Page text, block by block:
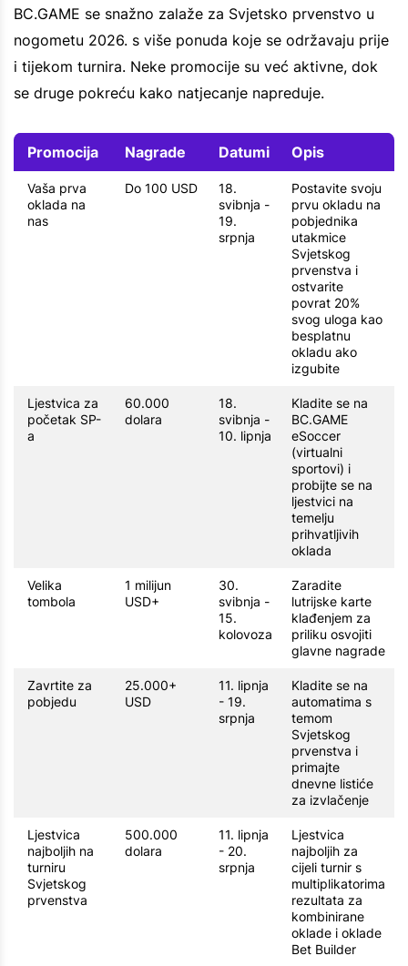
BC.GAME se snažno zalaže za Svjetsko prvenstvo u
nogometu 2026. s više ponuda koje se održavaju prije
i tijekom turnira. Neke promocije su već aktivne, dok
se druge pokreću kako natjecanje napreduje.
Promocija Nagrade Datumi Opis
Vaša prva
oklada na
nas
Do 100 USD
18.
svibnja -
19.
srpnja
Postavite svoju
prvu okladu na
pobjednika
utakmice
Svjetskog
prvenstva i
ostvarite
povrat 20%
svog uloga kao
besplatnu
okladu ako
izgubite
Ljestvica za
početak SP-
a
60.000
dolara
18.
svibnja -
10. lipnja
Kladite se na
BC.GAME
eSoccer
(virtualni
sportovi) i
probijte se na
ljestvici na
temelju
prihvatljivih
oklada
Velika
tombola
1 milijun
USD+
30.
svibnja -
15.
kolovoza
Zaradite
lutrijske karte
klađenjem za
priliku osvojiti
glavne nagrade
Zavrtite za
pobjedu
25.000+
USD
11. lipnja
- 19.
srpnja
Kladite se na
automatima s
temom
Svjetskog
prvenstva i
primajte
dnevne listiće
za izvlačenje
Ljestvica
najboljih na
turniru
Svjetskog
prvenstva
500.000
dolara
11. lipnja
- 20.
srpnja
Ljestvica
najboljih za
cijeli turnir s
multiplikatorima
rezultata za
kombinirane
oklade i oklade
Bet Builder